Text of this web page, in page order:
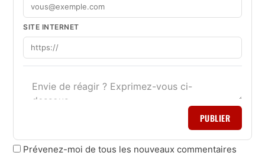
SITE INTERNET
PUBLIER
Prévenez-moi de tous les nouveaux commentaires